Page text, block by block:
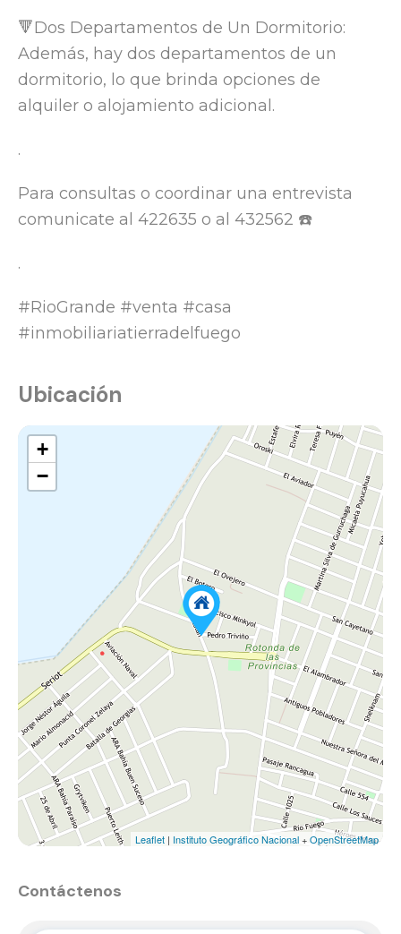
🔻Dos Departamentos de Un Dormitorio:
Además, hay dos departamentos de un
dormitorio, lo que brinda opciones de
alquiler o alojamiento adicional.
.
Para consultas o coordinar una entrevista
comunicate al 422635 o al 432562 ☎️
.
#RioGrande #venta #casa
#inmobiliariatierradelfuego
Ubicación
+
−
Leaflet | Instituto Geográfico Nacional+OpenStreetMap
Contáctenos